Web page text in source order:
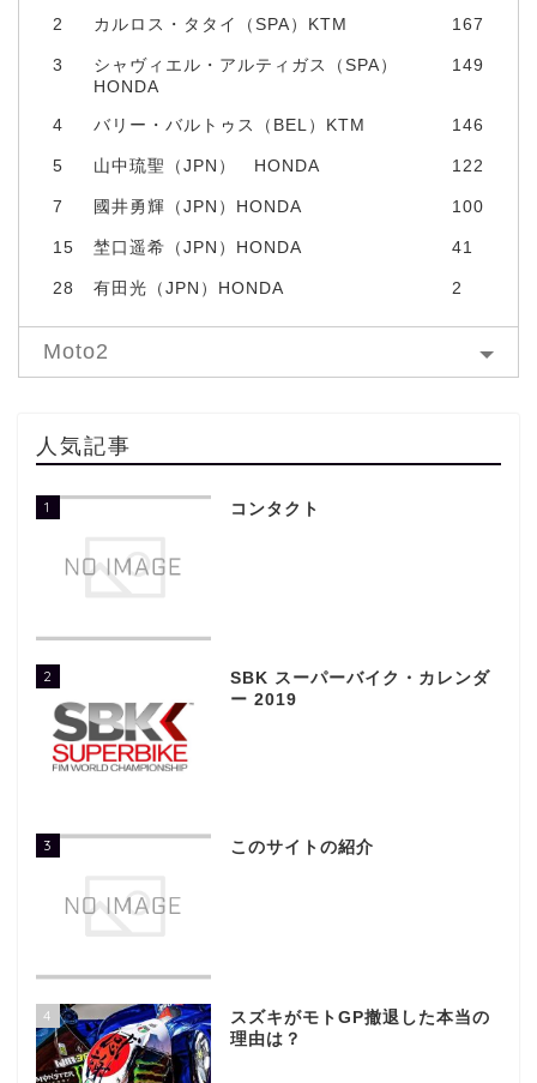
2 カルロス・タタイ（SPA）KTM 167
3
シャヴィエル・アルティガス（SPA）
HONDA
149
4 バリー・バルトゥス（BEL）KTM 146
5 山中琉聖（JPN） HONDA 122
7 國井勇輝（JPN）HONDA 100
15 埜口遥希（JPN）HONDA 41
28 有田光（JPN）HONDA 2
Moto2
人気記事
1 コンタクト
2
SBK スーパーバイク・カレンダ
ー 2019
3 このサイトの紹介
4
スズキがモトGP撤退した本当の
理由は？